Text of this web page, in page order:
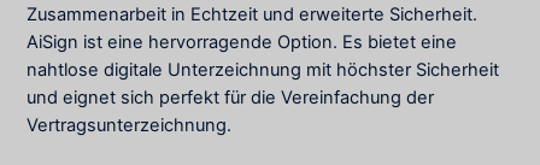
Zusammenarbeit in Echtzeit und erweiterte Sicherheit.
AiSign ist eine hervorragende Option. Es bietet eine
nahtlose digitale Unterzeichnung mit höchster Sicherheit
und eignet sich perfekt für die Vereinfachung der
Vertragsunterzeichnung.